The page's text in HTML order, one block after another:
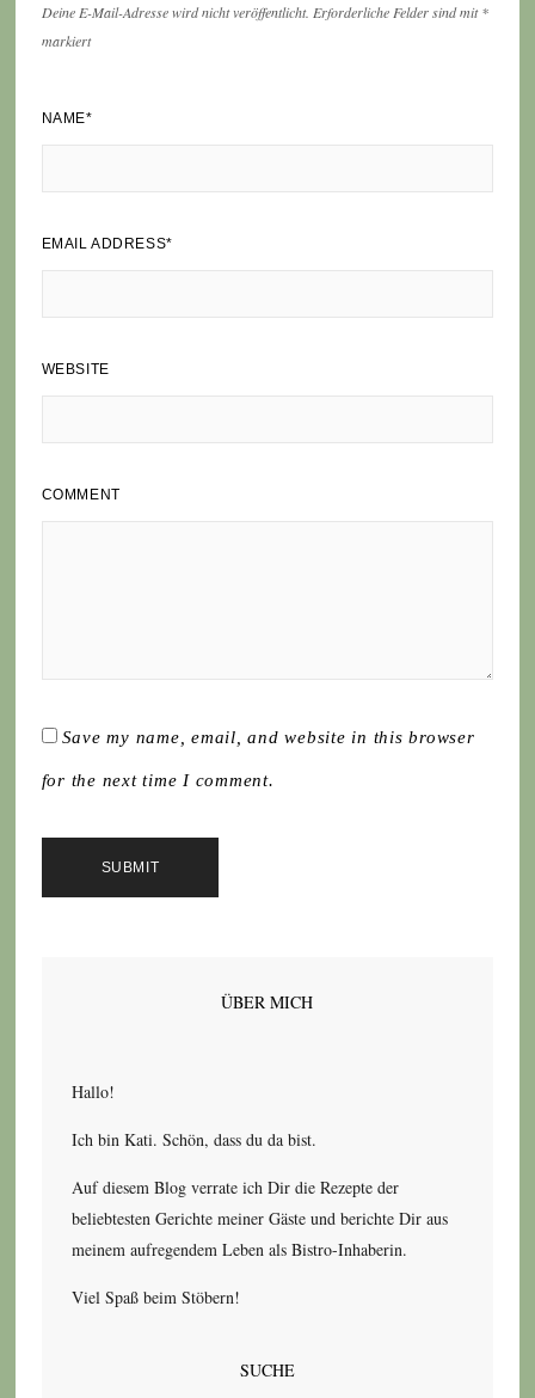
Deine E-Mail-Adresse wird nicht veröffentlicht. Erforderliche Felder sind mit*
markiert
NAME*
EMAIL ADDRESS*
WEBSITE
COMMENT
Save my name, email, and website in this browser
for the next time I comment.
ÜBER MICH
Hallo!
Ich bin Kati. Schön, dass du da bist.
Auf diesem Blog verrate ich Dir die Rezepte der
beliebtesten Gerichte meiner Gäste und berichte Dir aus
meinem aufregendem Leben als Bistro-Inhaberin.
Viel Spaß beim Stöbern!
SUCHE